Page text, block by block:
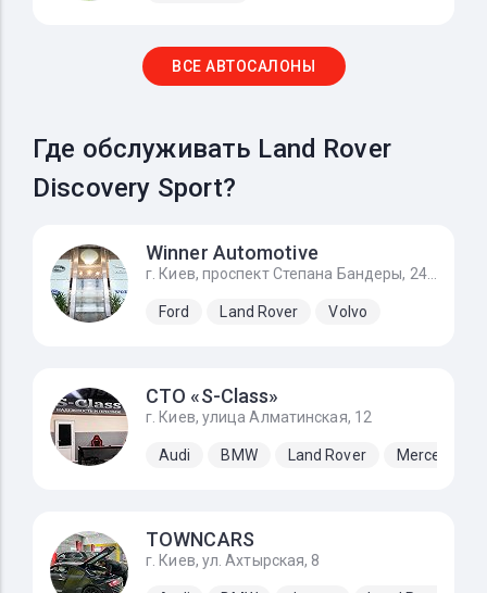
ВСЕ АВТОСАЛОНЫ
Где обслуживать Land Rover
Discovery Sport?
Winner Automotive
г. Киев, проспект Степана Бандеры, 24Д
Ford Land Rover Volvo
СТО «S-Class»
г. Киев, улица Алматинская, 12
Audi BMW Land Rover Mercedes-
TOWNCARS
г. Киев, ул. Ахтырская, 8